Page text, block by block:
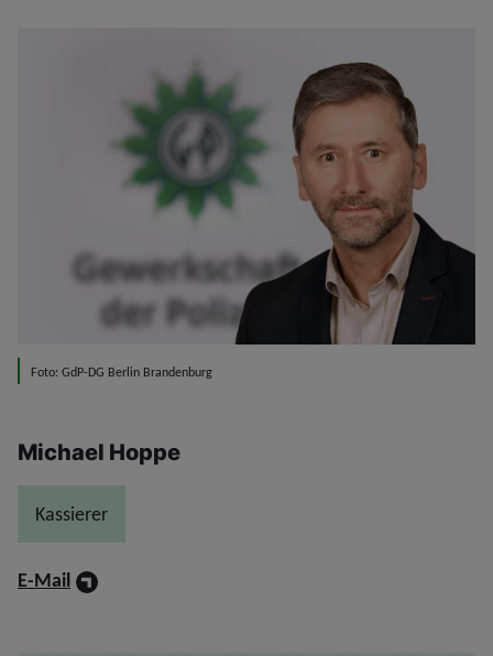
Foto: GdP-DG Berlin Brandenburg
Michael Hoppe
Kassierer
E-Mail